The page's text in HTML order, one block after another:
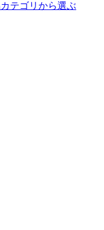
テゴリから選ぶ